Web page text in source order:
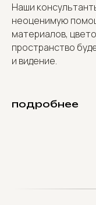
Наши
неоценимую
материалов,
пространство
и видение.
подробнее